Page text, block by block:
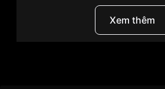
Những sản phẩm tương tự
Xem thêm